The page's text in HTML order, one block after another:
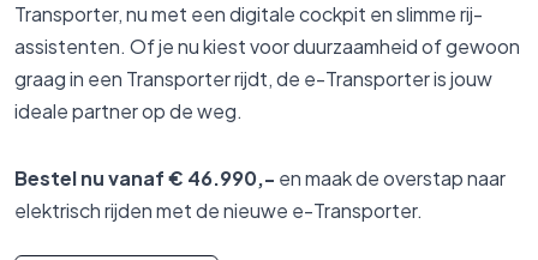
Transporter, nu met een digitale cockpit en slimme rij-
assistenten. Of je nu kiest voor duurzaamheid of gewoon
graag in een Transporter rijdt, de e-Transporter is jouw
ideale partner op de weg.
Bestel nu vanaf € 46.990,- en maak de overstap naar
elektrisch rijden met de nieuwe e-Transporter.